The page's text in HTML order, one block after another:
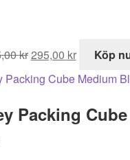
kr
ursprungliga
priset
395,00 kr.
295,00 kr
nuvarande
priset
295,00 kr.
Köp
Packing